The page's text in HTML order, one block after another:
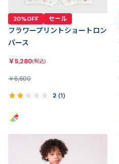
20%OFF セール
フラワープリントショートロン
パース
￥5,280(税込)
￥6,600
2 (1)